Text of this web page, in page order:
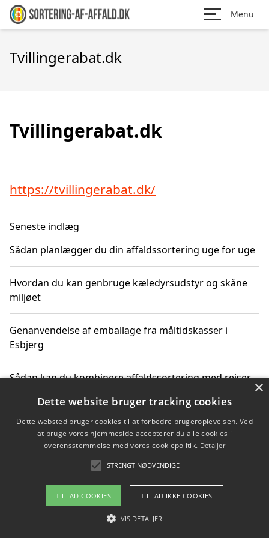
Menu
Tvillingerabat.dk
Tvillingerabat.dk
https://tvillingerabat.dk/
Seneste indlæg
Sådan planlægger du din affaldssortering uge for uge
Hvordan du kan genbruge kæledyrsudstyr og skåne
miljøet
Genanvendelse af emballage fra måltidskasser i
Esbjerg
Sådan kan du kombinere affaldssortering med rejser
Hvordan affaldssortering kan bidrage til co2 reduktion
Om / kontakt
Blog Betingelser
×
Dette website bruger tracking cookies
Dette websted bruger cookies til at forbedre brugeroplevelsen. Ved
at bruge vores hjemmeside accepterer du alle cookies i
overensstemmelse med vores cookiepolitik. Detaljer
STRENGT NØDVENDIGE
TILLAD COOKIES TILLAD IKKE COOKIES
VIS DETALJER